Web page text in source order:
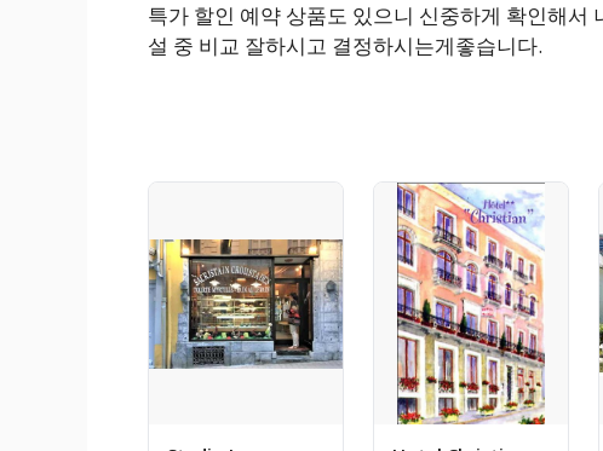
특가 할인 예약 상품도 있으니 신중하게 확인해서
설 중 비교 잘하시고 결정하시는게좋습니다.